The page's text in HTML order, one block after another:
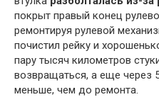
покрыт правый конец
ремонтируя рулевой
почистил рейку и
пару тысяч километров
возвращаться, а еще через
меньше, чем до ремонта.